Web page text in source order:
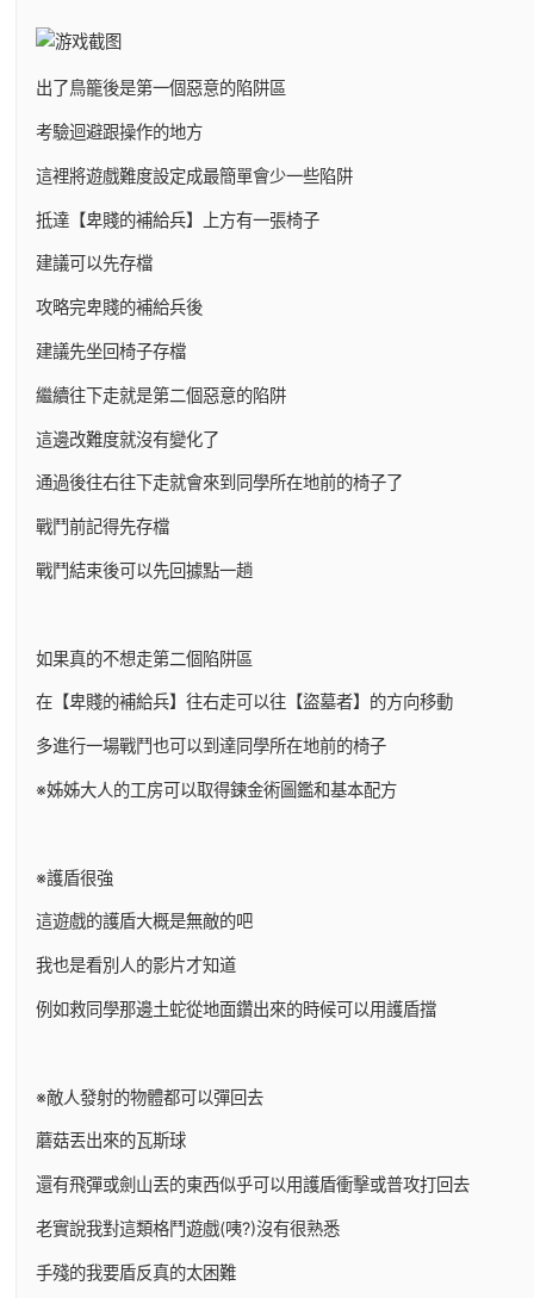
出了鳥籠後是第一個惡意的陷阱區
考驗迴避跟操作的地方
這裡將遊戲難度設定成最簡單會少一些陷阱
抵達【卑賤的補給兵】上方有一張椅子
建議可以先存檔
攻略完卑賤的補給兵後
建議先坐回椅子存檔
繼續往下走就是第二個惡意的陷阱
這邊改難度就沒有變化了
通過後往右往下走就會來到同學所在地前的椅子了
戰鬥前記得先存檔
戰鬥結束後可以先回據點一趟
如果真的不想走第二個陷阱區
在【卑賤的補給兵】往右走可以往【盜墓者】的方向移動
多進行一場戰鬥也可以到達同學所在地前的椅子
※姊姊大人的工房可以取得鍊金術圖鑑和基本配方
※護盾很強
這遊戲的護盾大概是無敵的吧
我也是看別人的影片才知道
例如救同學那邊土蛇從地面鑽出來的時候可以用護盾擋
※敵人發射的物體都可以彈回去
蘑菇丟出來的瓦斯球
還有飛彈或劍山丟的東西似乎可以用護盾衝擊或普攻打回去
老實說我對這類格鬥遊戲(咦?)沒有很熟悉
手殘的我要盾反真的太困難